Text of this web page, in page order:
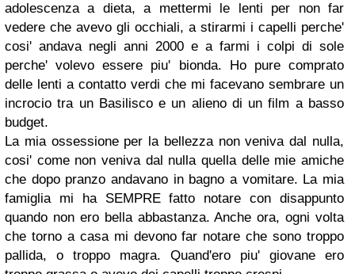
adolescenza a dieta, a mettermi le lenti per non far
vedere che avevo gli occhiali, a stirarmi i capelli perche'
cosi' andava negli anni 2000 e a farmi i colpi di sole
perche' volevo essere piu' bionda. Ho pure comprato
delle lenti a contatto verdi che mi facevano sembrare un
incrocio tra un Basilisco e un alieno di un film a basso
budget.
La mia ossessione per la bellezza non veniva dal nulla,
cosi' come non veniva dal nulla quella delle mie amiche
che dopo pranzo andavano in bagno a vomitare. La mia
famiglia mi ha SEMPRE fatto notare con disappunto
quando non ero bella abbastanza. Anche ora, ogni volta
che torno a casa mi devono far notare che sono troppo
pallida, o troppo magra. Quand'ero piu' giovane ero